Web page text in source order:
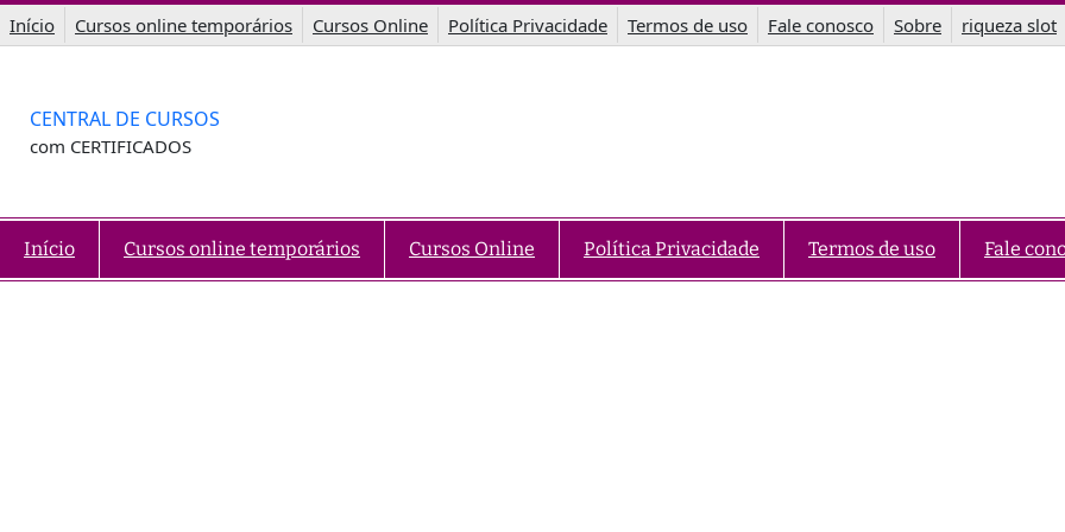
Saltar
para
Início Cursos online temporários Cursos Online Política Privacidade Termos de uso Fale conosco Sobre riqueza slot
CENTRAL DE CURSOS
com CERTIFICADOS
Início Cursos online temporários Cursos Online Política Privacidade Termos de uso Fale